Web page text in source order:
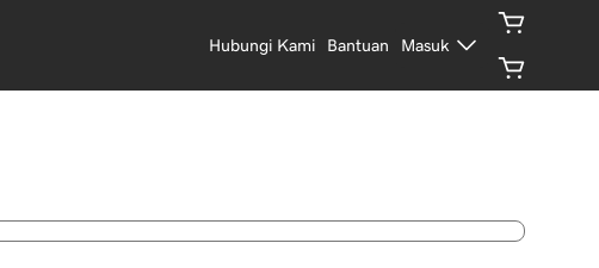
Hubungi Kami Bantuan Masuk